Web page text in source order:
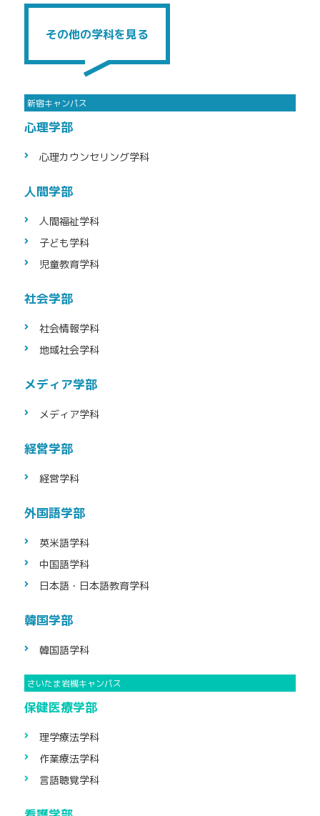
その他の学科を見る
心理学部
心理カウンセリング学科
人間学部
人間福祉学科
子ども学科
児童教育学科
社会学部
社会情報学科
地域社会学科
メディア学部
メディア学科
経営学部
経営学科
外国語学部
英米語学科
中国語学科
日本語・日本語教育学科
韓国学部
韓国語学科
保健医療学部
理学療法学科
作業療法学科
言語聴覚学科